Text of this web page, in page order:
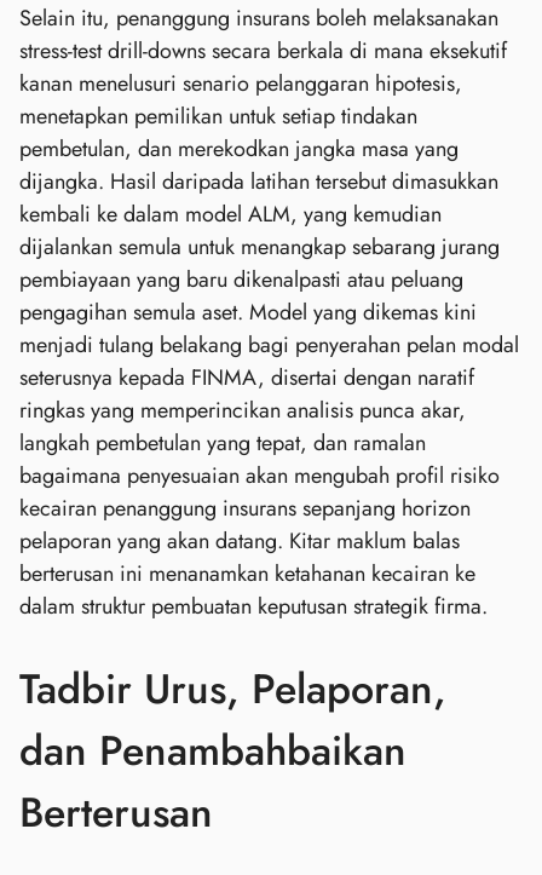
Selain itu, penanggung insurans boleh melaksanakan
stress‑test drill‑downs secara berkala di mana eksekutif
kanan menelusuri senario pelanggaran hipotesis,
menetapkan pemilikan untuk setiap tindakan
pembetulan, dan merekodkan jangka masa yang
dijangka. Hasil daripada latihan tersebut dimasukkan
kembali ke dalam model ALM, yang kemudian
dijalankan semula untuk menangkap sebarang jurang
pembiayaan yang baru dikenalpasti atau peluang
pengagihan semula aset. Model yang dikemas kini
menjadi tulang belakang bagi penyerahan pelan modal
seterusnya kepada FINMA, disertai dengan naratif
ringkas yang memperincikan analisis punca akar,
langkah pembetulan yang tepat, dan ramalan
bagaimana penyesuaian akan mengubah profil risiko
kecairan penanggung insurans sepanjang horizon
pelaporan yang akan datang. Kitar maklum balas
berterusan ini menanamkan ketahanan kecairan ke
dalam struktur pembuatan keputusan strategik firma.
Tadbir Urus, Pelaporan,
dan Penambahbaikan
Berterusan